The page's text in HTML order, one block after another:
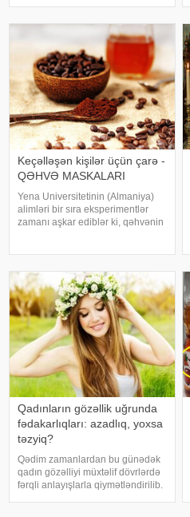
uyğunlaşmaqla yanaşı, qadınların
Keçəlləşən kişilər üçün çarə -
QƏHVƏ MASKALARI
Yena Universitetinin (Almaniya)
alimləri bir sıra eksperimentlər
zamanı aşkar ediblər ki, qəhvənin
yeni saçların əmələ gəlməs
Qadınların gözəllik uğrunda
fədakarlıqları: azadlıq, yoxsa
təzyiq?
Qədim zamanlardan bu günədək
qadın gözəlliyi müxtəlif dövrlərdə
fərqli anlayışlarla qiymətləndirilib.